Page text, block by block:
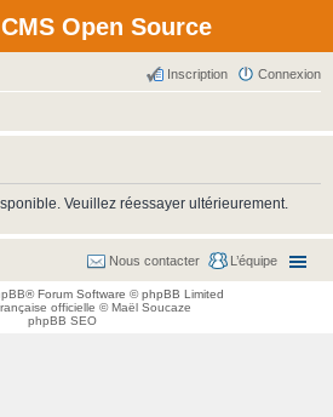
Open Source
Connexion
Inscription
Veuillez réessayer ultérieurement.
L’équipe
Nous contacter
® Forum Software © phpBB Limited
officielle ©Maël Soucaze
phpBB SEO